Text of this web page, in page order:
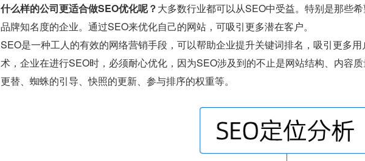
什么样的公司更适合做SEO优化呢？大多数行业都可以从SEO中受益。特别是那些
品牌知名度的企业。通过SEO来优化自己的网站，可吸引更多潜在客户。
SEO是一种工人的有效的网络营销手段，可以帮助企业提升关键词排名，吸引更多
术，企业在进行SEO时，必须耐心优化，因为SEO涉及到的不止是网站结构、内容
更替、蜘蛛的引导、快照的更新、参与排序的权重等。